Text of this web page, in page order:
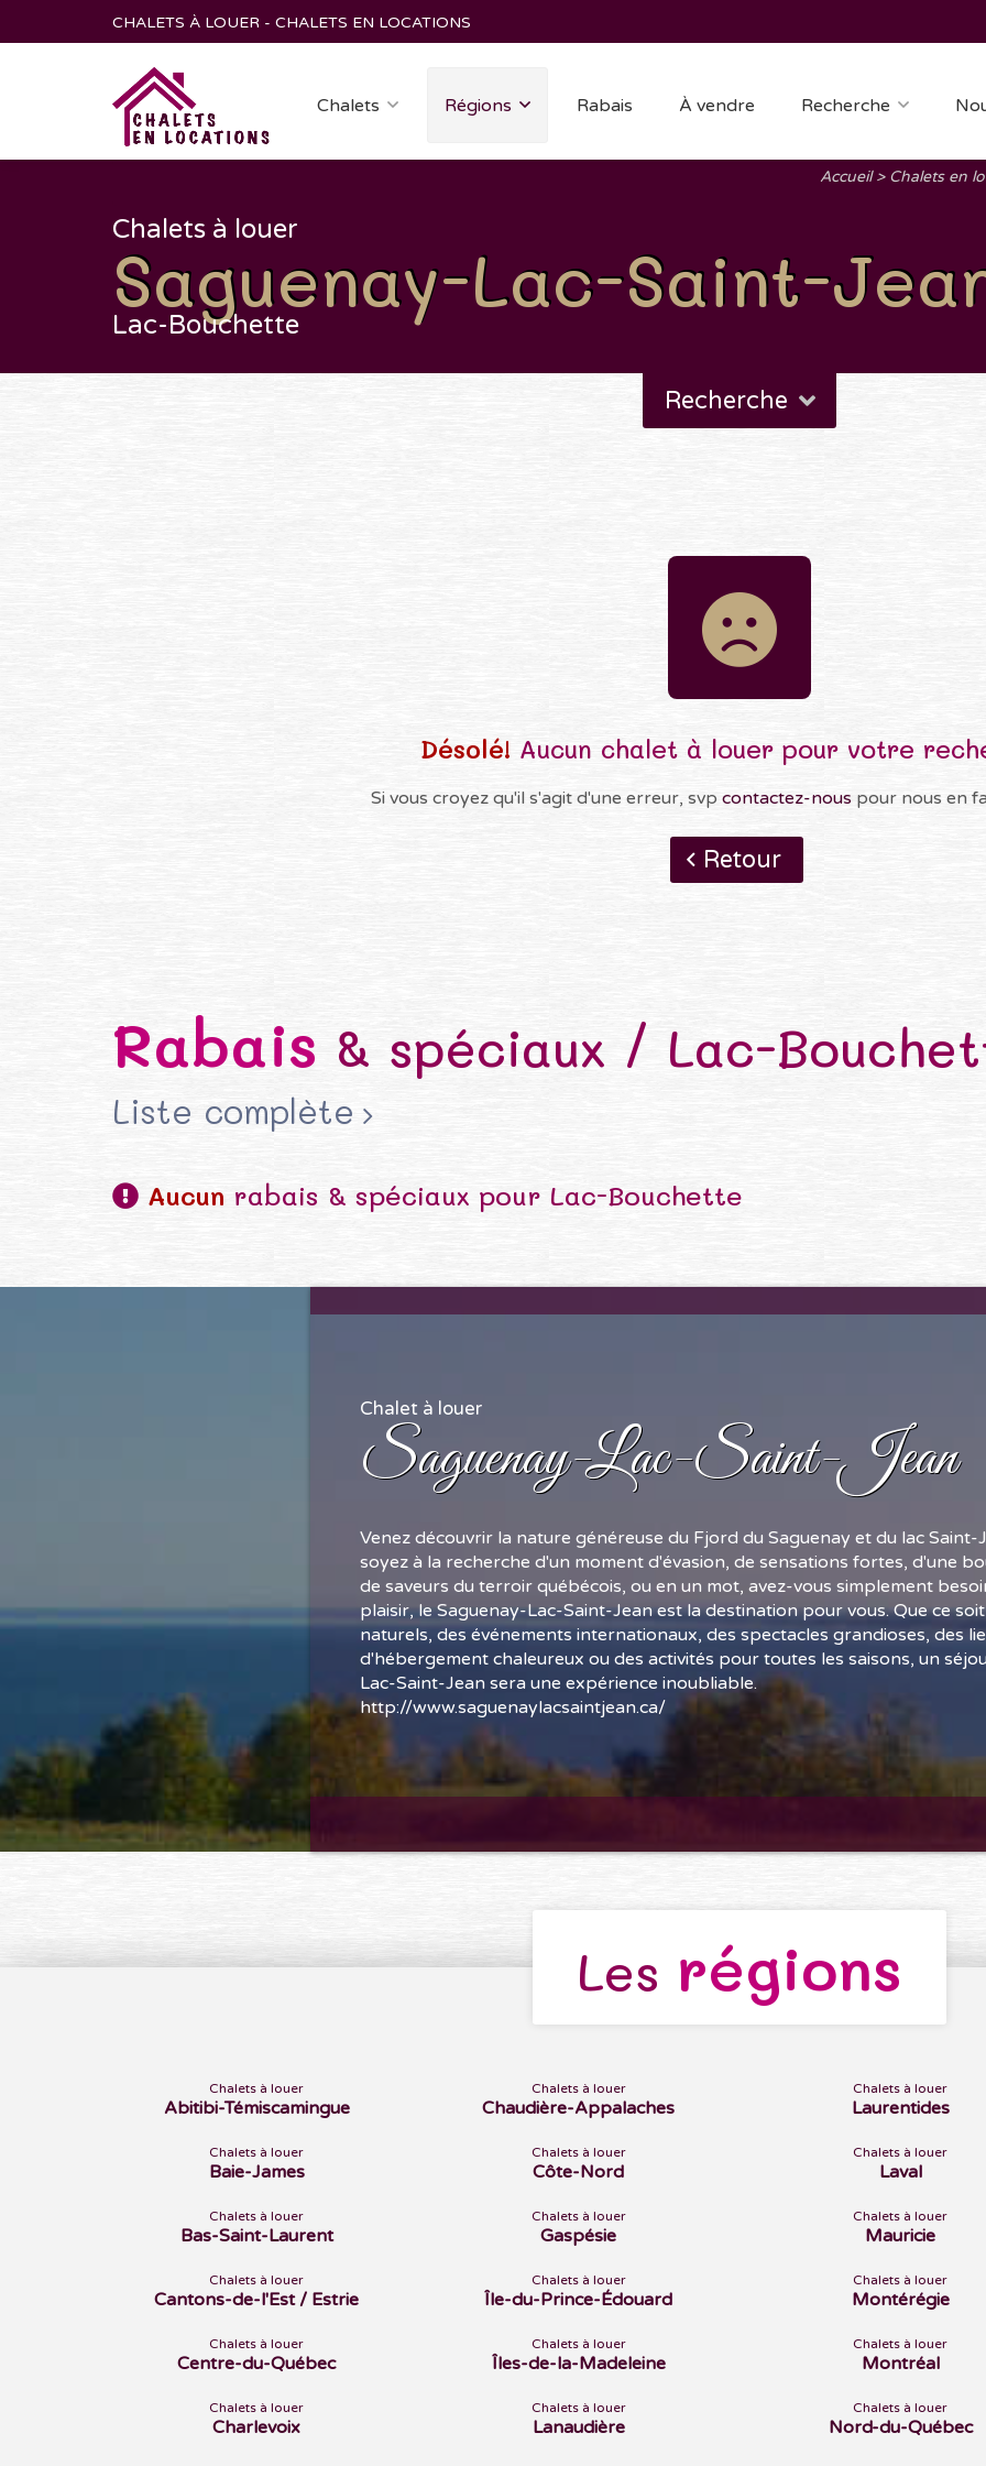
CHALETS À LOUER - CHALETS EN LOCATIONS
Chalets Régions Rabais À vendre Recherche
Accueil Chalets en
Chalets à louer
Saguenay-Lac-Saint-
Lac-Bouchette
Recherche
Désolé! Aucun chalet à louer pour votre
Si vous croyez qu'il s'agit d'une erreur, svp contactez-nouspour nous en
Retour
Rabais & spéciaux / Lac-
Liste complète
Aucun rabais & spéciaux pour Lac-Bouchette
Chalet à louer
Saguenay-Lac-Saint-Jean
Venez découvrir la nature généreuse du Fjord du Saguenay et du lac Saint-
soyez à la recherche d'un moment d'évasion, de sensations fortes, d'une
de saveurs du terroir québécois, ou en un mot, avez-vous simplement
plaisir, le Saguenay-Lac-Saint-Jean est la destination pour vous. Que ce
naturels, des événements internationaux, des spectacles grandioses, des
d'hébergement chaleureux ou des activités pour toutes les saisons, un
Lac-Saint-Jean sera une expérience inoubliable.
http://www.saguenaylacsaintjean.ca/
Les régions
Chalets à louer
Abitibi-Témiscamingue
Chalets à louer
Baie-James
Chalets à louer
Bas-Saint-Laurent
Chalets à louer
Cantons-de-l'Est / Estrie
Chalets à louer
Centre-du-Québec
Chalets à louer
Charlevoix
Chalets à louer
Chaudière-Appalaches
Chalets à louer
Côte-Nord
Chalets à louer
Gaspésie
Chalets à louer
Île-du-Prince-Édouard
Chalets à louer
Îles-de-la-Madeleine
Chalets à louer
Lanaudière
Chalets à louer
Laurentides
Chalets à louer
Laval
Chalets à louer
Mauricie
Chalets à louer
Montérégie
Chalets à louer
Montréal
Chalets à louer
Nord-du-Québec